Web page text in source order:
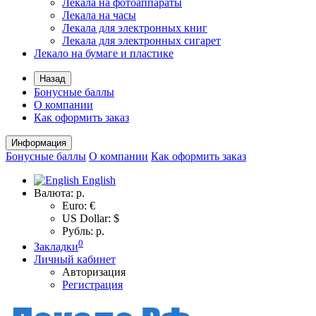
Лекала на фотоаппараты
Лекала на часы
Лекала для электронных книг
Лекала для электронных сигарет
Лекало на бумаге и пластике
Назад
Бонусные баллы
О компании
Как оформить заказ
Информация
Бонусные баллы О компании Как оформить заказ
English
Валюта: р.
Euro: €
US Dollar: $
Рубль: р.
Закладки0
Личный кабинет
Авторизация
Регистрация